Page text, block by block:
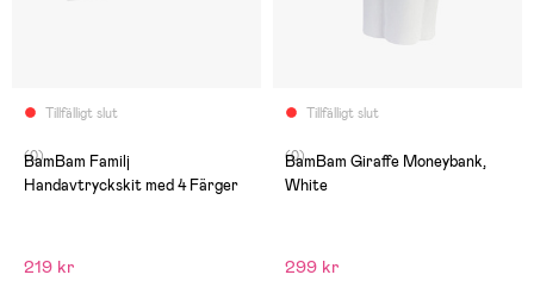
Tillfälligt slut
(0)
BamBam Familj
Handavtryckskit med 4 Färger
219 kr
Tillfälligt slut
(0)
BamBam Giraffe Moneybank,
White
299 kr